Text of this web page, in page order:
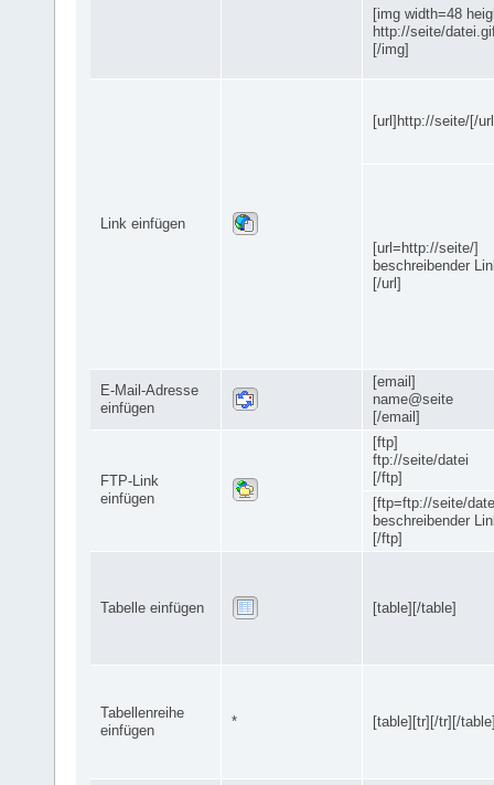
[img width=48
http://seite/
[/img]
Link einfügen
[url]http://seite/[/
[url=http://seite/]
beschreibender
[/url]
E-Mail-Adresse
einfügen
[email]
name@seite
[/email]
FTP-Link
einfügen
[ftp]
ftp://seite/datei
[/ftp]
[ftp=ftp://seite/
beschreibender
[/ftp]
Tabelle einfügen [table][/table]
Tabellenreihe
einfügen
* [table][tr][/tr][/